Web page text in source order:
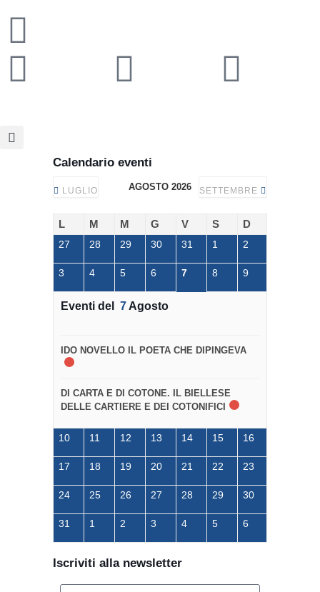
Calendario eventi
LUGLIO AGOSTO 2026 SETTEMBRE
L M M G V S D
27 28 29 30 31 1 2
3 4 5 6 7 8 9
Eventi del 7 Agosto
IDO NOVELLO IL POETA CHE DIPINGEVA
DI CARTA E DI COTONE. IL BIELLESE
DELLE CARTIERE E DEI COTONIFICI
10 11 12 13 14 15 16
17 18 19 20 21 22 23
24 25 26 27 28 29 30
31 1 2 3 4 5 6
Iscriviti alla newsletter